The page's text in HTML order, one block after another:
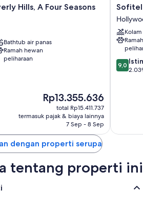
Hills, A Four Seasons
Bathtub air panas
Ramah hewan
peliharaan
Harga
sekarang
Rp13.355.636
Rp13.355.636
total Rp15.411.737
termasuk pajak & biaya lainnya
7 Sep - 8 Sep
Sofitel
LA
at
Beverly
Hills
Barat
Sofitel
9.0
dari
9,0
dengan properti serupa
tentang properti ini